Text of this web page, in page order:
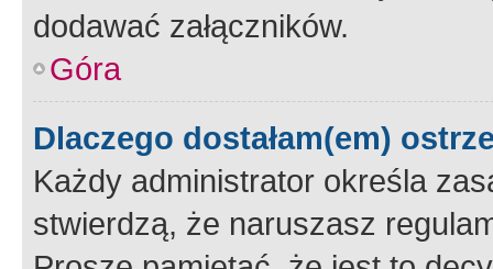
dodawać załączników.
Góra
Dlaczego dostałam(em)
Każdy administrator określa
stwierdzą, że naruszasz